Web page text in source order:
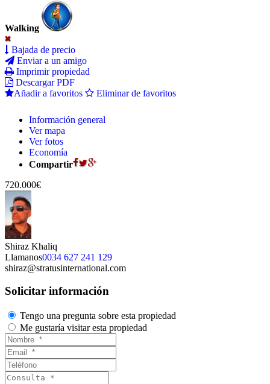
Walking
Bajada de precio
Enviar a un amigo
Imprimir propiedad
Descargar PDF
Añadir a favoritos
Eliminar de favoritos
Información general
Ver mapa
Ver fotos
Economía
Compartir
720.000€
Shiraz Khaliq
Llamanos0034 627 241 129
shiraz@stratusinternational.com
Solicitar información
Tengo una pregunta sobre esta propiedad
Me gustaría visitar esta propiedad